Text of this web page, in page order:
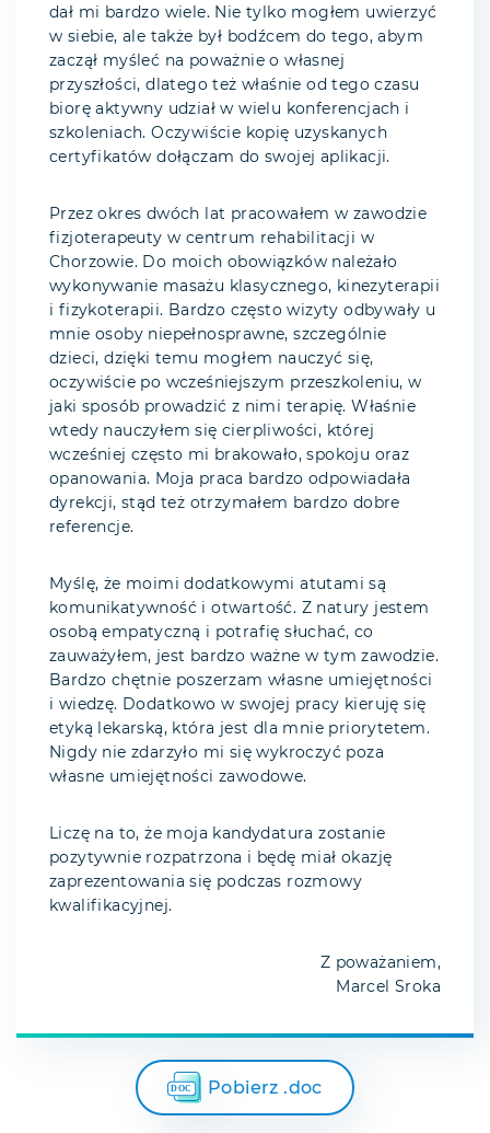
dał mi bardzo wiele. Nie tylko mogłem uwierzyć
w siebie, ale także był bodźcem do tego, abym
zaczął myśleć na poważnie o własnej
przyszłości, dlatego też właśnie od tego czasu
biorę aktywny udział w wielu konferencjach i
szkoleniach. Oczywiście kopię uzyskanych
certyfikatów dołączam do swojej aplikacji.
Przez okres dwóch lat pracowałem w zawodzie
fizjoterapeuty w centrum rehabilitacji w
Chorzowie. Do moich obowiązków należało
wykonywanie masażu klasycznego, kinezyterapii
i fizykoterapii. Bardzo często wizyty odbywały u
mnie osoby niepełnosprawne, szczególnie
dzieci, dzięki temu mogłem nauczyć się,
oczywiście po wcześniejszym przeszkoleniu, w
jaki sposób prowadzić z nimi terapię. Właśnie
wtedy nauczyłem się cierpliwości, której
wcześniej często mi brakowało, spokoju oraz
opanowania. Moja praca bardzo odpowiadała
dyrekcji, stąd też otrzymałem bardzo dobre
referencje.
Myślę, że moimi dodatkowymi atutami są
komunikatywność i otwartość. Z natury jestem
osobą empatyczną i potrafię słuchać, co
zauważyłem, jest bardzo ważne w tym zawodzie.
Bardzo chętnie poszerzam własne umiejętności
i wiedzę. Dodatkowo w swojej pracy kieruję się
etyką lekarską, która jest dla mnie priorytetem.
Nigdy nie zdarzyło mi się wykroczyć poza
własne umiejętności zawodowe.
Liczę na to, że moja kandydatura zostanie
pozytywnie rozpatrzona i będę miał okazję
zaprezentowania się podczas rozmowy
kwalifikacyjnej.
Z poważaniem,
Marcel Sroka
Pobierz .doc